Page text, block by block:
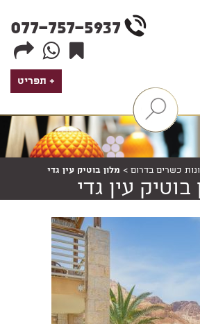
077-757-5937
תפריט
הצג
/
הסתר
מנגנון
סינון
חבילות
כשרים בדרום > מלון בוטיק עין גדי
בוטיק עין גדי